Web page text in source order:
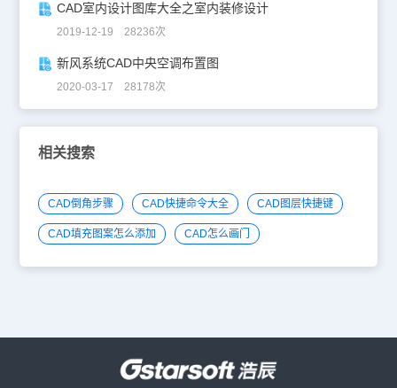
CAD室内设计图库大全之室内装修设计
2019-12-19 28236次
新风系统CAD中央空调布置图
2020-03-17 28178次
相关搜索
CAD倒角步骤 CAD快捷命令大全 CAD图层快捷键
CAD填充图案怎么添加 CAD怎么画门